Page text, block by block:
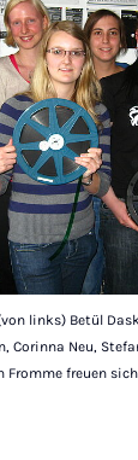
links) Betül
Corinna Neu,
Fromme freuen